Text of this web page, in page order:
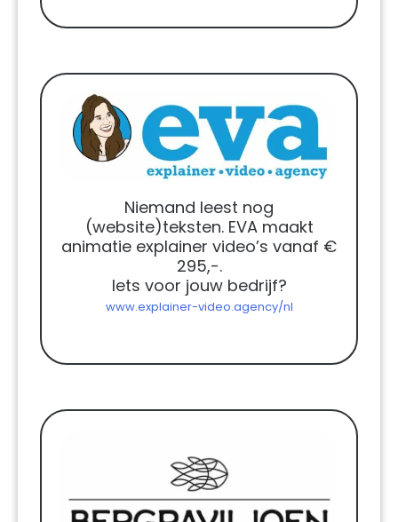
Niemand leest nog
(website)teksten. EVA maakt
animatie explainer video’s vanaf €
295,-.
Iets voor jouw bedrijf?
www.explainer-video.agency/nl